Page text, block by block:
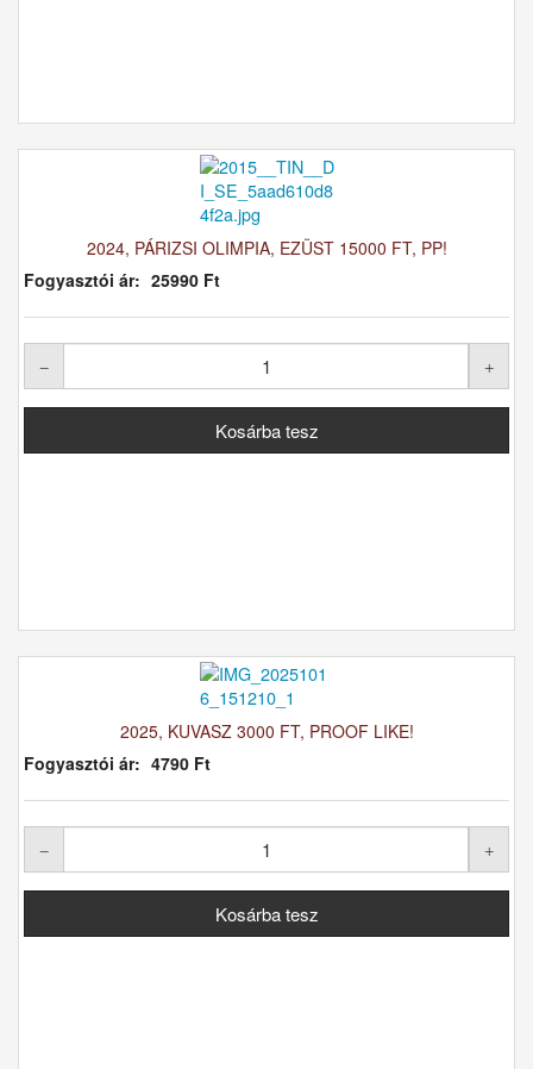
2024, PÁRIZSI OLIMPIA, EZÜST 15000 FT, PP!
Fogyasztói ár: 25990 Ft
2025, KUVASZ 3000 FT, PROOF LIKE!
Fogyasztói ár: 4790 Ft